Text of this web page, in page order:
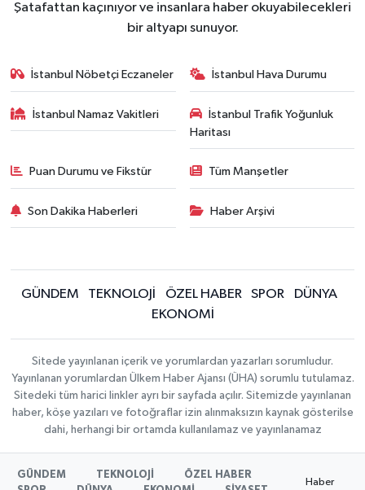
Şatafattan kaçınıyor ve insanlara haber okuyabilecekleri
bir altyapı sunuyor.
İstanbul Nöbetçi Eczaneler İstanbul Hava Durumu
İstanbul Namaz Vakitleri
İstanbul Trafik Yoğunluk
Haritası
Puan Durumu ve Fikstür Tüm Manşetler
Son Dakika Haberleri Haber Arşivi
GÜNDEM TEKNOLOJİ ÖZEL HABER SPOR
DÜNYA
EKONOMİ
Sitede yayınlanan içerik ve yorumlardan yazarları sorumludur.
Yayınlanan yorumlardan Ülkem Haber Ajansı (ÜHA) sorumlu tutulamaz.
Sitedeki tüm harici linkler ayrı bir sayfada açılır. Sitemizde yayınlanan
haber, köşe yazıları ve fotoğraflar izin alınmaksızın kaynak gösterilse
dahi, herhangi bir ortamda kullanılamaz ve yayınlanamaz
GÜNDEM TEKNOLOJİ
ÖZEL HABER
Haber